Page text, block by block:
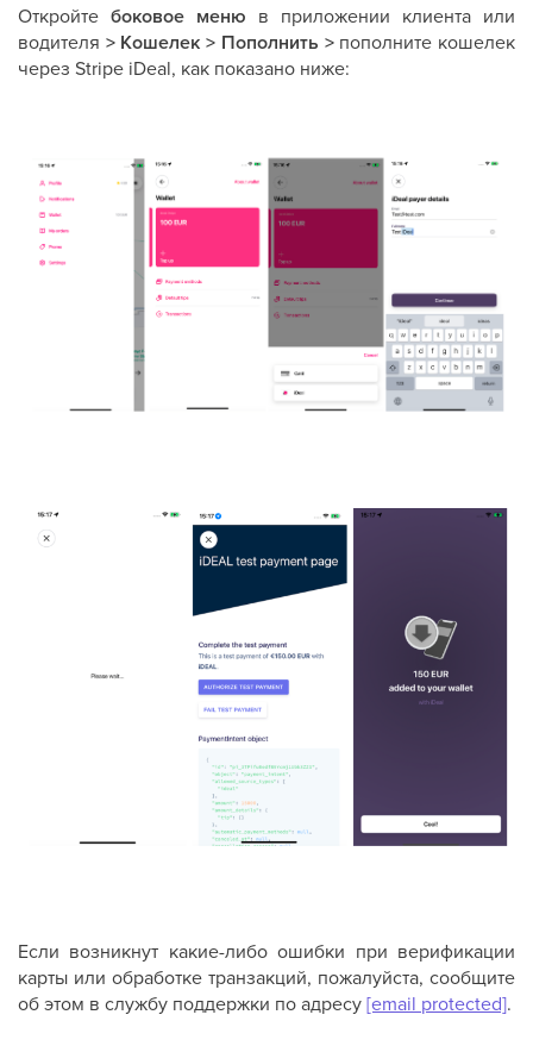
Откройте боковое меню в приложении клиента или
водителя > Кошелек > Пополнить > пополните кошелек
через Stripe iDeal, как показано ниже:
Если возникнут какие-либо ошибки при верификации
карты или обработке транзакций, пожалуйста, сообщите
об этом в службу поддержки по адресу[email protected].